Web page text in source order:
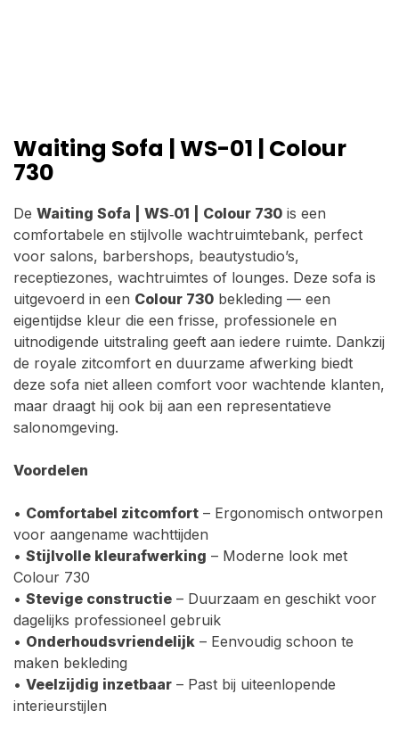
Waiting Sofa | WS-01 | Colour
730
De Waiting Sofa | WS‑01 | Colour 730 is een
comfortabele en stijlvolle wachtruimtebank, perfect
voor salons, barbershops, beautystudio’s,
receptiezones, wachtruimtes of lounges. Deze sofa is
uitgevoerd in een Colour 730 bekleding — een
eigentijdse kleur die een frisse, professionele en
uitnodigende uitstraling geeft aan iedere ruimte. Dankzij
de royale zitcomfort en duurzame afwerking biedt
deze sofa niet alleen comfort voor wachtende klanten,
maar draagt hij ook bij aan een representatieve
salonomgeving.
Voordelen
• Comfortabel zitcomfort – Ergonomisch ontworpen
voor aangename wachttijden
• Stijlvolle kleurafwerking – Moderne look met
Colour 730
• Stevige constructie – Duurzaam en geschikt voor
dagelijks professioneel gebruik
• Onderhoudsvriendelijk – Eenvoudig schoon te
maken bekleding
• Veelzijdig inzetbaar – Past bij uiteenlopende
interieurstijlen